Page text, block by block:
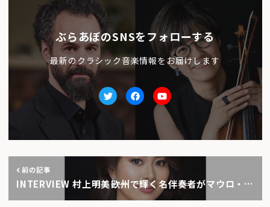
ぶらあぼのSNSをフォローする
最新のクラシック音楽情報をお届けします
TwitterfacebookYoutube
前の記事
INTERVIEW 村上明美――欧州で輝く名伴奏者がマウロ・…